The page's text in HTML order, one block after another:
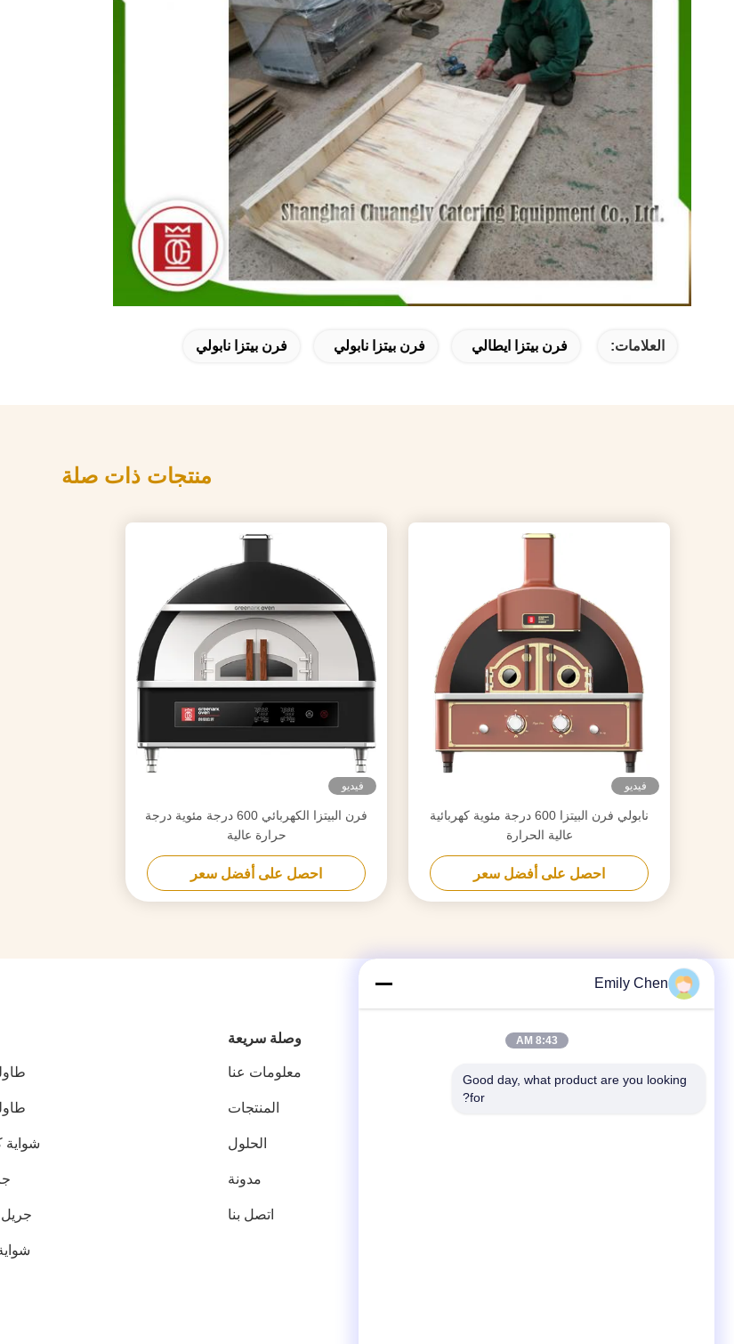
العلامات: فرن بيتزا ايطالي فرن بيتزا نابولي فرن بيتزا نابولي
منتجات ذات صلة
فيديو
نابولي فرن البيتزا 600 درجة مئوية كهربائية
عالية الحرارة
احصل على أفضل سعر
فيديو
فرن البيتزا الكهربائي 600 درجة مئوية درجة
حرارة عالية
احصل على أفضل سعر
وصلة سريعة
معلومات عنا
المنتجات
الحلول
مدونة
اتصل بنا
شواية
جريل
Emily Chen
8:43 AM
Good day, what product are you looking
for?